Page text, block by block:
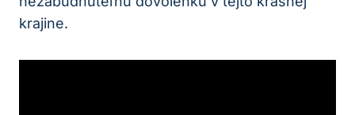
krajine.